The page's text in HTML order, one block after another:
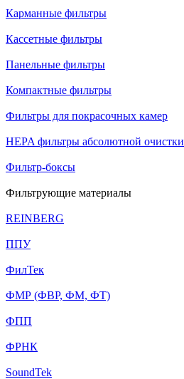
Карманные фильтры
Кассетные фильтры
Панельные фильтры
Компактные фильтры
Фильтры для покрасочных камер
HEPA фильтры абсолютной очистки
Фильтр-боксы
Фильтрующие материалы
REINBERG
ППУ
ФилТек
ФМР (ФВР, ФМ, ФТ)
ФПП
ФРНК
SoundTek